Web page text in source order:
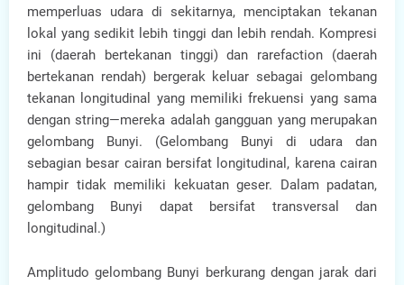
memperluas udara di sekitarnya, menciptakan tekanan
lokal yang sedikit lebih tinggi dan lebih rendah. Kompresi
ini (daerah bertekanan tinggi) dan rarefaction (daerah
bertekanan rendah) bergerak keluar sebagai gelombang
tekanan longitudinal yang memiliki frekuensi yang sama
dengan string—mereka adalah gangguan yang merupakan
gelombang Bunyi. (Gelombang Bunyi di udara dan
sebagian besar cairan bersifat longitudinal, karena cairan
hampir tidak memiliki kekuatan geser. Dalam padatan,
gelombang Bunyi dapat bersifat transversal dan
longitudinal.)
Amplitudo gelombang Bunyi berkurang dengan jarak dari